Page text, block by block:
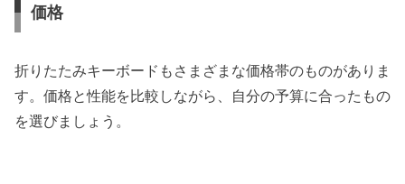
価格
折りたたみキーボードもさまざまな価格帯のものがありま
す。価格と性能を比較しながら、自分の予算に合ったもの
を選びましょう。